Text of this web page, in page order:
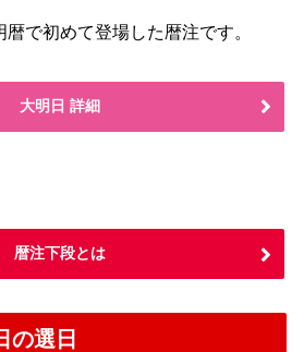
で初めて登場した暦注です。
大明日 詳細
暦注下段とは
の選日